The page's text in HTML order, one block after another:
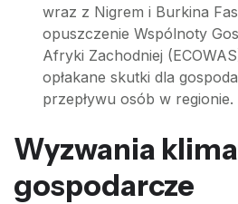
wraz z Nigrem i Burkina
opuszczenie Wspólnoty
Afryki Zachodniej
opłakane skutki dla
przepływu osób w regionie.
Wyzwania
gospodarcze